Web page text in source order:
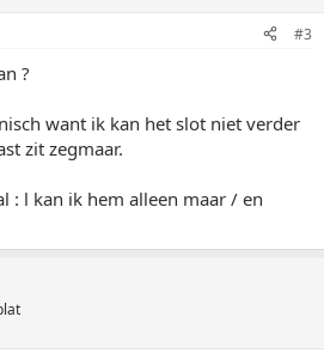
#3
?
want ik kan het slot niet verder
zit zegmaar.
: l kan ik hem alleen maar / en